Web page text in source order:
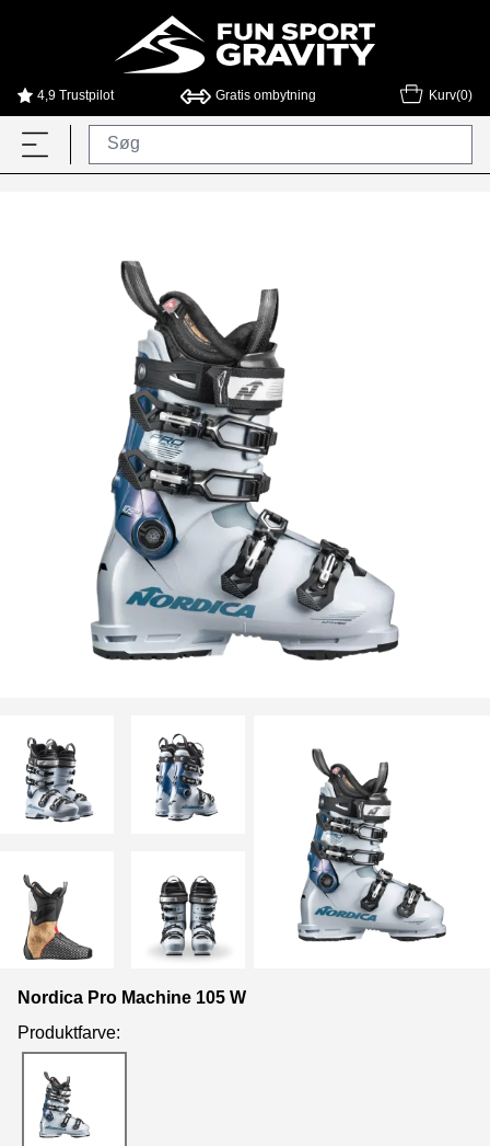
4,9 Trustpilot Gratis ombytning Kurv(0)
Nordica Pro Machine 105 W
Produktfarve: